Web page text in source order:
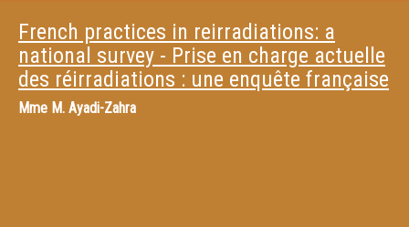
French practices in reirradiations: a
national survey - Prise en charge actuelle
des réirradiations : une enquête française
Mme M. Ayadi-Zahra